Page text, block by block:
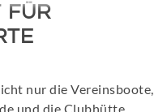
FÜR
nur die Vereinsboote,
und die Clubhütte